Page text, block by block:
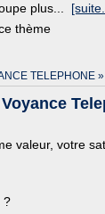
plus...
thème
TELEPHONE »
valeur, votre
?